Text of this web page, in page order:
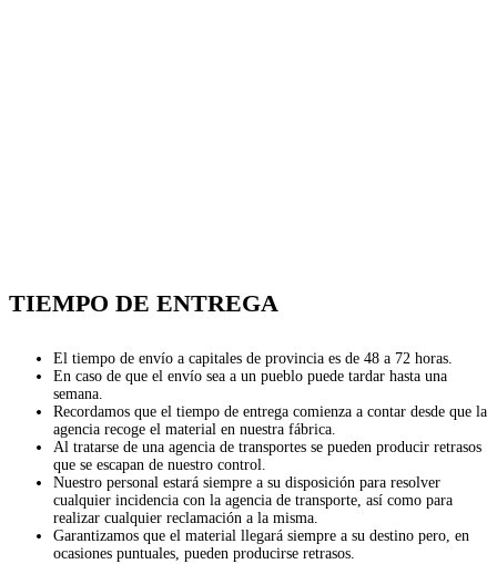
TIEMPO DE ENTREGA
El tiempo de envío a capitales de provincia es de 48 a 72 horas.
En caso de que el envío sea a un pueblo puede tardar hasta una
semana.
Recordamos que el tiempo de entrega comienza a contar desde que la
agencia recoge el material en nuestra fábrica.
Al tratarse de una agencia de transportes se pueden producir retrasos
que se escapan de nuestro control.
Nuestro personal estará siempre a su disposición para resolver
cualquier incidencia con la agencia de transporte, así como para
realizar cualquier reclamación a la misma.
Garantizamos que el material llegará siempre a su destino pero, en
ocasiones puntuales, pueden producirse retrasos.